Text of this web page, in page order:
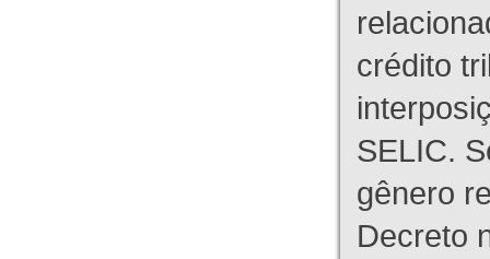
crédito
SELIC.
gênero
Decreto